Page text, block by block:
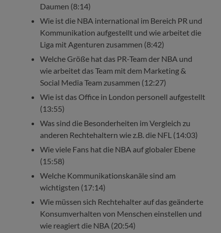
Daumen (8:14)
Wie ist die NBA international im Bereich PR und
Kommunikation aufgestellt und wie arbeitet die
Liga mit Agenturen zusammen (8:42)
Welche Größe hat das PR-Team der NBA und
wie arbeitet das Team mit dem Marketing &
Social Media Team zusammen (12:27)
Wie ist das Office in London personell aufgestellt
(13:55)
Was sind die Besonderheiten im Vergleich zu
anderen Rechtehaltern wie z.B. die NFL (14:03)
Wie viele Fans hat die NBA auf globaler Ebene
(15:58)
Welche Kommunikationskanäle sind am
wichtigsten (17:14)
Wie müssen sich Rechtehalter auf das geänderte
Konsumverhalten von Menschen einstellen und
wie reagiert die NBA (20:54)